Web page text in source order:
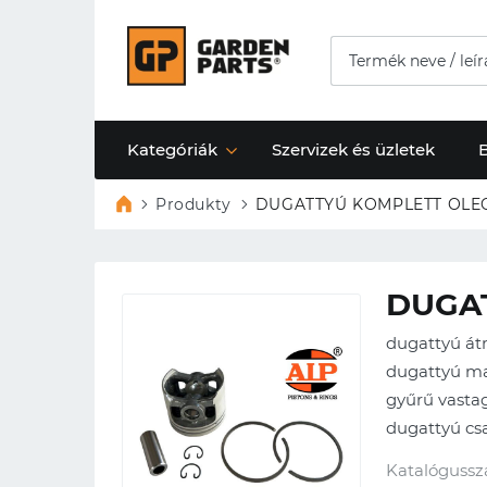
Kategóriák Szervizek és üzletek
Produkty DUGATTYÚ KOMPLETT
dugattyú
dugattyú
gyűrű
dugattyú